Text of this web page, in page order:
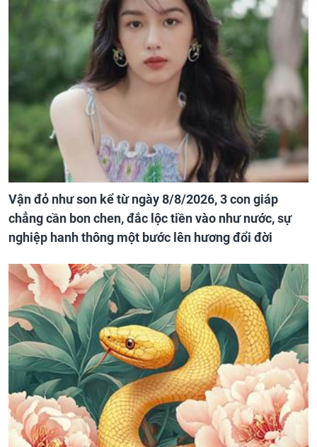
Vận đỏ như son kể từ ngày 8/8/2026, 3 con giáp
chẳng cần bon chen, đắc lộc tiền vào như nước, sự
nghiệp hanh thông một bước lên hương đổi đời